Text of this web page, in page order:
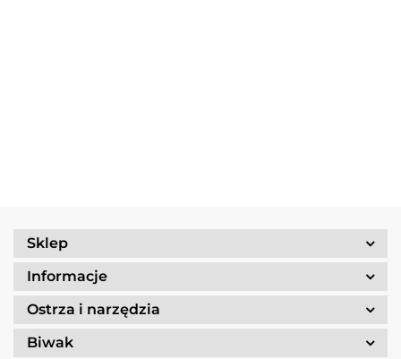
Sklep
Informacje
Ostrza i narzędzia
Biwak